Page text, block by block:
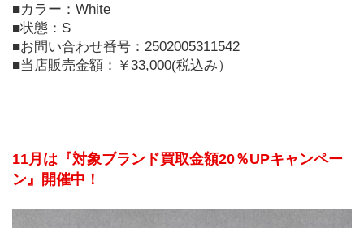
■カラー：White
■状態：S
■お問い合わせ番号：2502005311542
■当店販売金額：￥33,000(税込み）
11月は『対象ブランド買取金額20％UPキャンペー
ン』開催中！